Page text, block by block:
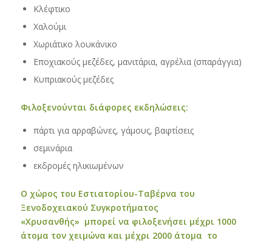
Κλέφτικο
Χαλούμι
Χωριάτικο λουκάνικο
Εποχιακούς μεζέδες, μανιτάρια, αγρέλια (σπαράγγια)
Κυπριακούς μεζέδες
Φιλοξενούνται διάφορες εκδηλώσεις:
πάρτι για αρραβώνες, γάμους, βαφτίσεις
σεμινάρια
εκδρομές ηλικιωμένων
Ο χώρος του Εστιατορίου-Ταβέρνα του
Ξενοδοχειακού Συγκροτήματος
«Χρυσανθής» μπορεί να φιλοξενήσει μέχρι 1000
άτομα τον χειμώνα και μέχρι 2000 άτομα το